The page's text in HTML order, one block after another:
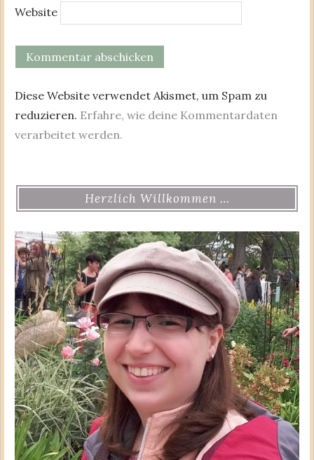
Website
Diese Website verwendet Akismet, um Spam zu
reduzieren. Erfahre, wie deine Kommentardaten
verarbeitet werden.
Herzlich Willkommen …